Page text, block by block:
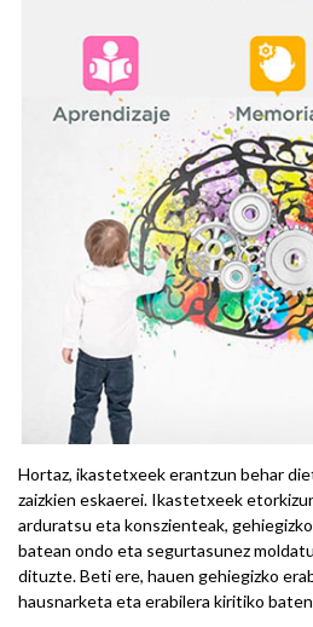
Hortaz, ikastetxeek erantzun behar
zaizkien eskaerei. Ikastetxeek
arduratsu eta konszienteak,
batean ondo eta segurtasunez
dituzte. Beti ere, hauen gehiegizko
hausnarketa eta erabilera kiritiko